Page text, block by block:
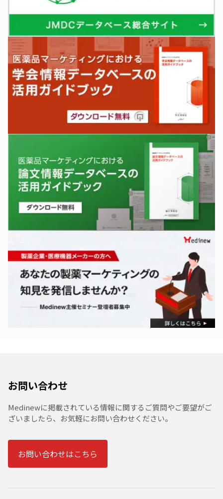
お問い合わせ
Medinewに掲載されている情報に関するご質問やご要望がご
ざいましたら、お気軽にお問い合わせください。
お問い合わせはこちら